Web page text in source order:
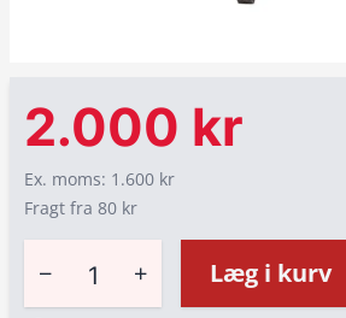
2.000 kr
Ex. moms: 1.600 kr
Fragt fra 80 kr
− + Læg i kurv